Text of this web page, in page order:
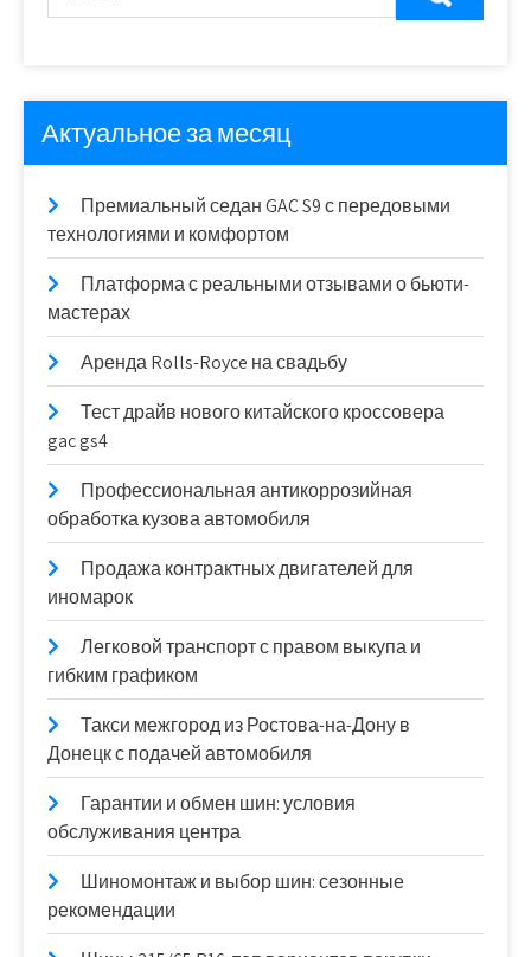
Актуальное за месяц
Премиальный седан GAC S9 с передовыми
технологиями и комфортом
Платформа с реальными отзывами о бьюти-
мастерах
Аренда Rolls-Royce на свадьбу
Тест драйв нового китайского кроссовера
gac gs4
Профессиональная антикоррозийная
обработка кузова автомобиля
Продажа контрактных двигателей для
иномарок
Легковой транспорт с правом выкупа и
гибким графиком
Такси межгород из Ростова-на-Дону в
Донецк с подачей автомобиля
Гарантии и обмен шин: условия
обслуживания центра
Шиномонтаж и выбор шин: сезонные
рекомендации